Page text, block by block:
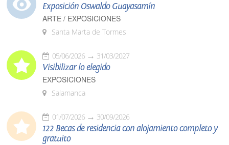
Exposición Oswaldo Guayasamín
ARTE / EXPOSICIONES
Santa Marta de Tormes
05/06/2026 31/03/2027
Visibilizar lo elegido
EXPOSICIONES
Salamanca
01/07/2026 30/09/2026
122 Becas de residencia con alojamiento completo y
gratuito